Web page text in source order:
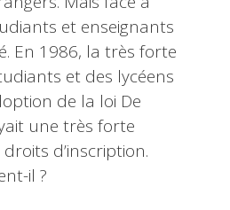
et enseignants
En 1986, la très forte
et des lycéens
de la loi De
une très forte
d’inscription.
il ?